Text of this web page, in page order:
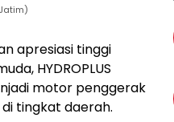
apresiasi tinggi
HYDROPLUS
motor penggerak
tingkat daerah.